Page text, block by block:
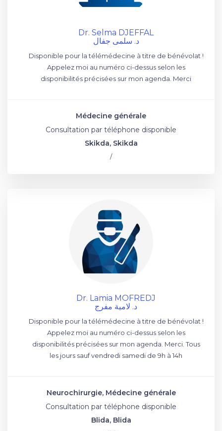
Dr. Selma DJEFFAL
د. سلمى جفال
Disponible pour la télémédecine à titre de bénévolat !
Appelez moi au numéro ci-dessus selon les
disponibilités précisées sur mon agenda. Merci
Médecine générale
Consultation par téléphone disponible
Skikda, Skikda
/
Dr. Lamia MOFREDJ
د. لامية مفرج
Disponible pour la télémédecine à titre de bénévolat !
Appelez moi au numéro ci-dessus selon les
disponibilités précisées sur mon agenda. Merci. Tous
les jours sauf vendredi samedi de 9h à 14h
Neurochirurgie, Médecine générale
Consultation par téléphone disponible
Blida, Blida